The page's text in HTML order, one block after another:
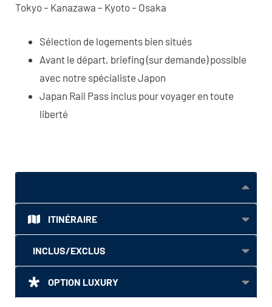
ITINÉRAIRE
INCLUS/EXCLUS
OPTION LUXURY
Tokyo – Kanazawa – Kyoto – Osaka
Sélection de logements bien situés
Avant le départ, briefing (sur demande) possible
avec notre spécialiste Japon
Japan Rail Pass inclus pour voyager en toute
liberté